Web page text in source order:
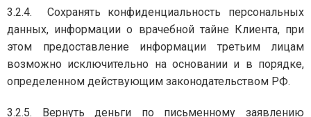
3.2.4. Сохранять конфиденциальность персональных
данных, информации о врачебной тайне Клиента, при
этом предоставление информации третьим лицам
возможно исключительно на основании и в порядке,
определенном действующим законодательством РФ.
3.2.5. Вернуть деньги по письменному заявлению